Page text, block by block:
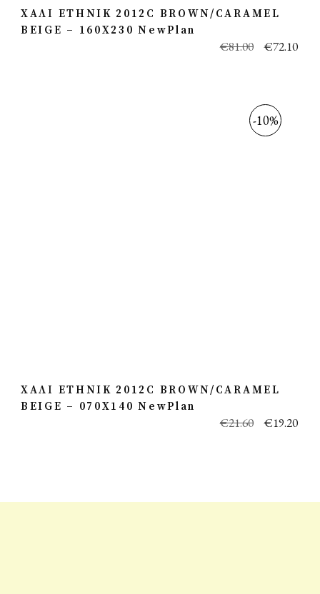
ΧΑΛΙ ETHNIK 2012C BROWN/CARAMEL
BEIGE – 160X230 NewPlan
€81.00 €72.10
-10%
ΧΑΛΙ ETHNIK 2012C BROWN/CARAMEL
BEIGE – 070X140 NewPlan
€21.60 €19.20